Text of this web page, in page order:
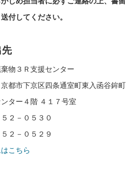
付してください。
先
物３Ｒ支援センター
都市下京区四条通室町東入函谷鉾町
ター４階 ４１７号室
２－０５３０
２－０５２９
こちら